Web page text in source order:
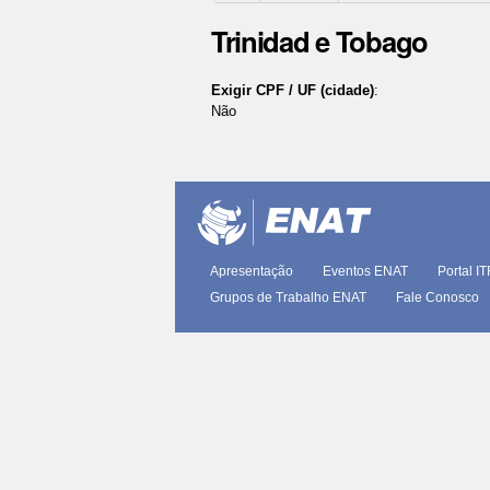
Trinidad e Tobago
Exigir CPF / UF (cidade):
Não
documento
Apresentação Eventos ENAT Portal
Grupos de Trabalho ENAT
Fale Conosco